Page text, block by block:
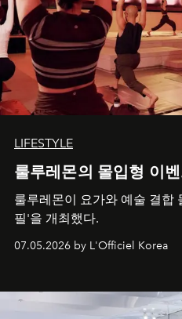
LIFESTYLE
룰루레몬의 몰입형 이
룰루레몬이 요가와 예술 결합
필'을 개최했다.
07.05.2026 by L'Officiel Korea